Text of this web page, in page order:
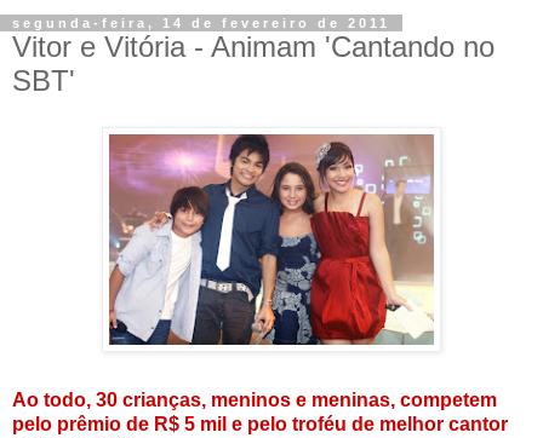
segunda-feira, 14 de fevereiro de 2011
Vitor e Vitória - Animam 'Cantando no
SBT'
Ao todo, 30 crianças, meninos e meninas, competem
pelo prêmio de R$ 5 mil e pelo troféu de melhor cantor